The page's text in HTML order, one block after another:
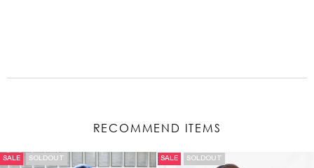
RECOMMEND ITEMS
SALE SOLDOUT SALE SOLDOUT